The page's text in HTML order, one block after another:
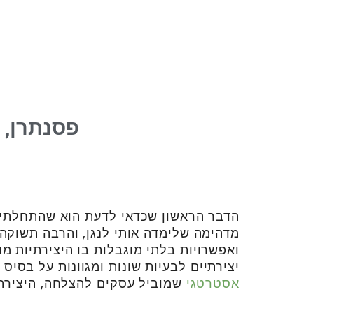
פסנתרן,
הדבר הראשון שכדאי לדעת הוא
מדהימה שלימדה אותי לנגן, והרבה
ואפשרויות בלתי מוגבלות בו היצירתיות
יצירתיים לבעיות שונות ומגוונות על
אסטרטגי שמוביל עסקים להצלחה,